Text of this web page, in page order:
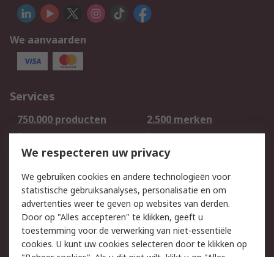
We aanvaarden
Services
750.000 producten
2.500 merken
Bestellen
Inkoopoplossingen
Retouren
Technisch advies
Track & Trace
Wettelijk
Cookiebeleid
Email veiligheid
Privacybeleid -
Websitevoorwaarden
We respecteren uw privacy
We gebruiken cookies en andere technologieën voor
statistische gebruiksanalyses, personalisatie en om
advertenties weer te geven op websites van derden.
Door op "Alles accepteren" te klikken, geeft u
toestemming voor de verwerking van niet-essentiële
cookies. U kunt uw cookies selecteren door te klikken op